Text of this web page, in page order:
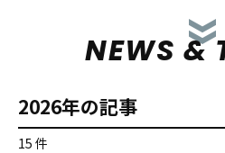
NEWS &
2026年の記事
15 件